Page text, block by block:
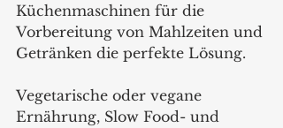
Küchenmaschinen für die
Vorbereitung von Mahlzeiten und
Getränken die perfekte Lösung.
Vegetarische oder vegane
Ernährung, Slow Food- und